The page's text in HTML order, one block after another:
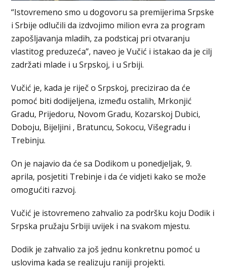
“Istovremeno smo u dogovoru sa premijerima Srpske
i Srbije odlučili da izdvojimo milion evra za program
zapošljavanja mladih, za podsticaj pri otvaranju
vlastitog preduzeća”, naveo je Vučić i istakao da je cilj
zadržati mlade i u Srpskoj, i u Srbiji.
Vučić je, kada je riječ o Srpskoj, precizirao da će
pomoć biti dodijeljena, između ostalih, Mrkonjić
Gradu, Prijedoru, Novom Gradu, Kozarskoj Dubici,
Doboju, Bijeljini , Bratuncu, Sokocu, Višegradu i
Trebinju.
On je najavio da će sa Dodikom u ponedjeljak, 9.
aprila, posjetiti Trebinje i da će vidjeti kako se može
omogućiti razvoj.
Vučić je istovremeno zahvalio za podršku koju Dodik i
Srpska pružaju Srbiji uvijek i na svakom mjestu.
Dodik je zahvalio za još jednu konkretnu pomoć u
uslovima kada se realizuju raniji projekti.